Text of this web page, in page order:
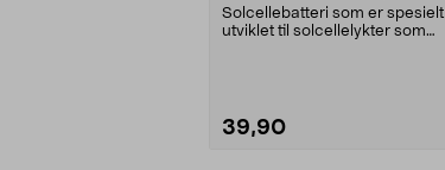
Solcellebatteri som er spesielt
utviklet til solcellelykter som
39,90